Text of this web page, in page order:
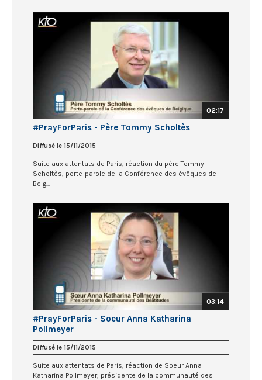
02:17
#PrayForParis - Père Tommy Scholtès
Diffusé le 15/11/2015
Suite aux attentats de Paris, réaction du père Tommy
Scholtès, porte-parole de la Conférence des évêques de
Belg...
03:14
#PrayForParis - Soeur Anna Katharina
Pollmeyer
Diffusé le 15/11/2015
Suite aux attentats de Paris, réaction de Soeur Anna
Katharina Pollmeyer, présidente de la communauté des